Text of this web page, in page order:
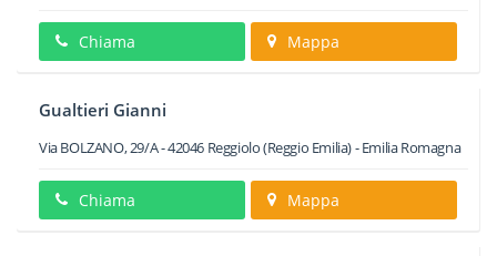
Chiama Mappa
Gualtieri Gianni
Via BOLZANO, 29/A-42046 Reggiolo(Reggio Emilia) -Emilia Romagna
Chiama Mappa